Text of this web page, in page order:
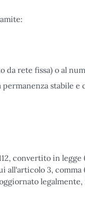
da rete fissa) o al
stabile
convertito in legge
3, comma